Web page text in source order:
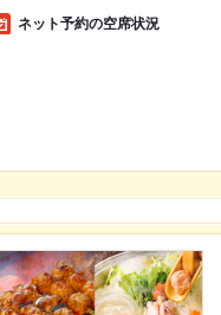
ネット予約の空席状況